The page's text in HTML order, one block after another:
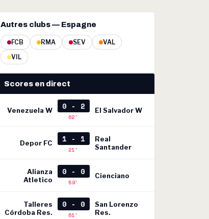
Autres clubs — Espagne
FCB RMA SEV
VAL
VIL
Scores en direct
Venezuela W 0 - 2
62'
El Salvador W
Depor FC 1 - 1
21'
Real
Santander
Alianza
Atletico
0 - 0
59'
Cienciano
Talleres
Córdoba Res.
0 - 0
61'
San Lorenzo
Res.